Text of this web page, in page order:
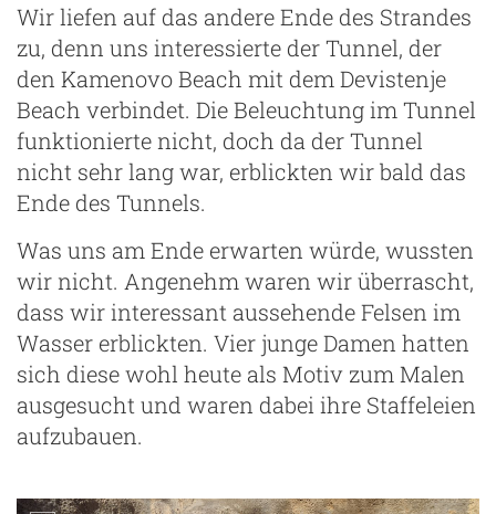
Wir liefen auf das andere Ende des Strandes
zu, denn uns interessierte der Tunnel, der
den Kamenovo Beach mit dem Devistenje
Beach verbindet. Die Beleuchtung im Tunnel
funktionierte nicht, doch da der Tunnel
nicht sehr lang war, erblickten wir bald das
Ende des Tunnels.
Was uns am Ende erwarten würde, wussten
wir nicht. Angenehm waren wir überrascht,
dass wir interessant aussehende Felsen im
Wasser erblickten. Vier junge Damen hatten
sich diese wohl heute als Motiv zum Malen
ausgesucht und waren dabei ihre Staffeleien
aufzubauen.